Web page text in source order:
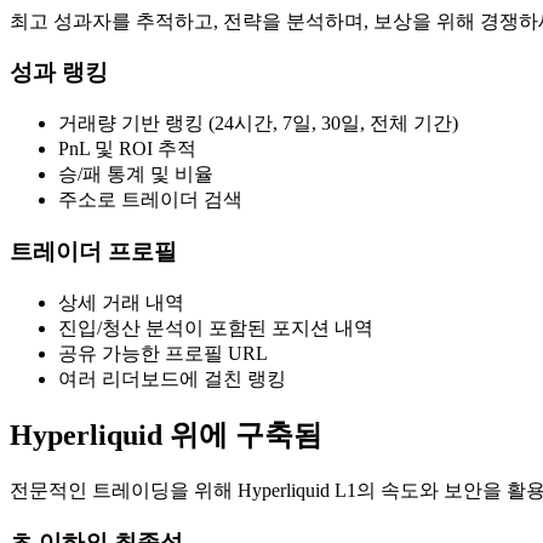
최고 성과자를 추적하고, 전략을 분석하며, 보상을 위해 경쟁하
성과 랭킹
거래량 기반 랭킹 (24시간, 7일, 30일, 전체 기간)
PnL 및 ROI 추적
승/패 통계 및 비율
주소로 트레이더 검색
트레이더 프로필
상세 거래 내역
진입/청산 분석이 포함된 포지션 내역
공유 가능한 프로필 URL
여러 리더보드에 걸친 랭킹
Hyperliquid 위에 구축됨
전문적인 트레이딩을 위해 Hyperliquid L1의 속도와 보안을 활